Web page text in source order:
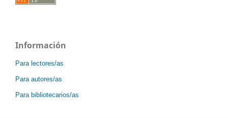
Información
Para lectores/as
Para autores/as
Para bibliotecarios/as